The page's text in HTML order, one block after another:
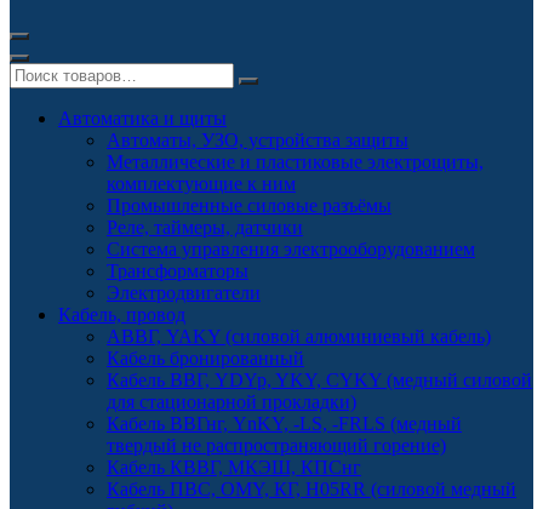
Автоматика и щиты
Автоматы, УЗО, устройства защиты
Металлические и пластиковые электрощиты,
комплектующие к ним
Промышленные силовые разъёмы
Реле, таймеры, датчики
Система управления электрооборудованием
Трансформаторы
Электродвигатели
Кабель, провод
АВВГ, YAKY (силовой алюминиевый кабель)
Кабель бронированный
Кабель ВВГ, YDYp, YKY, CYKY (медный силовой
для стационарной прокладки)
Кабель ВВГнг, YnKY, -LS, -FRLS (медный
твердый не распространяющий горение)
Кабель КВВГ, МКЭШ, КПСнг
Кабель ПВС, OMY, КГ, H05RR (силовой медный